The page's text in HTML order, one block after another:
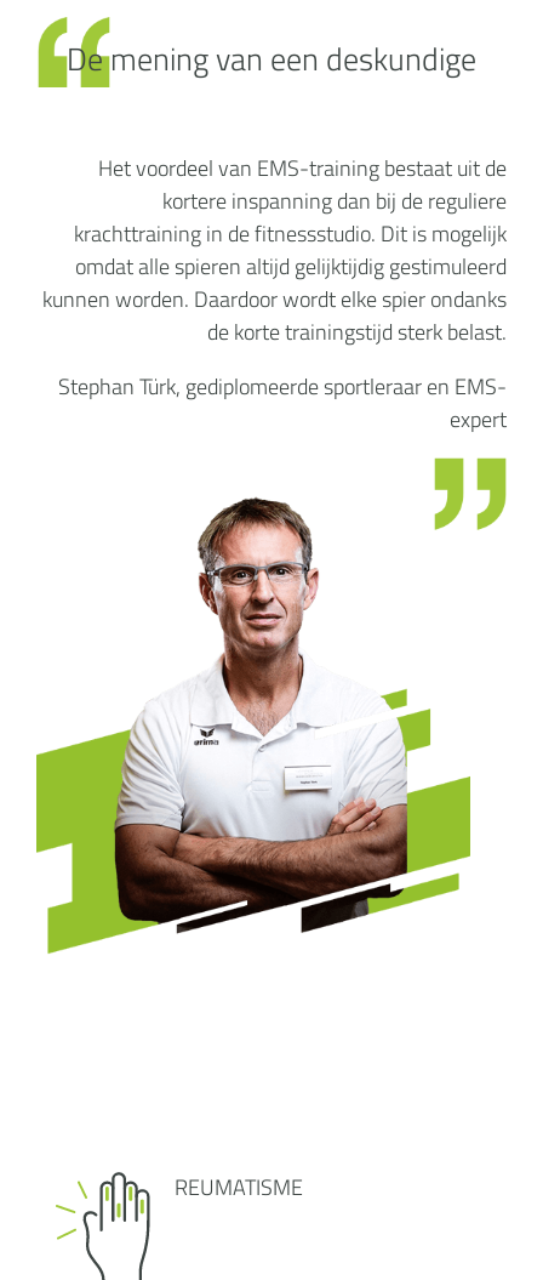
Het voordeel van EMS-training bestaat uit de
kortere inspanning dan bij de reguliere
krachttraining in de fitnessstudio. Dit is mogelijk
omdat alle spieren altijd gelijktijdig gestimuleerd
kunnen worden. Daardoor wordt elke spier ondanks
de korte trainingstijd sterk belast.
Stephan Türk, gediplomeerde sportleraar en EMS-
expert
De mening van een deskundige
REUMATISME